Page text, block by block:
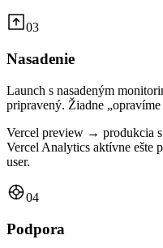
03
Nasadenie
Launch s nasadeným
pripravený. Žiadne
Vercel preview → produkcia
Vercel Analytics aktívne ešte
user.
04
Podpora